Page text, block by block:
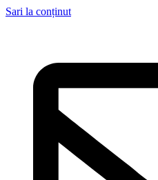
Sari la conținut